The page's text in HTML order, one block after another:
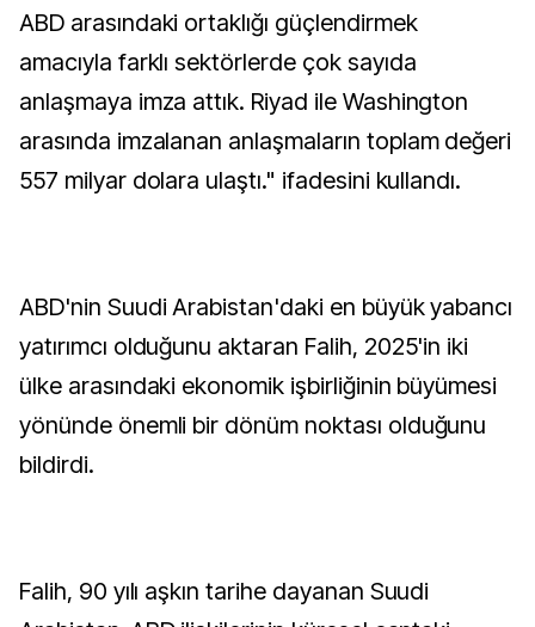
ABD arasındaki ortaklığı güçlendirmek
amacıyla farklı sektörlerde çok sayıda
anlaşmaya imza attık. Riyad ile Washington
arasında imzalanan anlaşmaların toplam değeri
557 milyar dolara ulaştı." ifadesini kullandı.
ABD'nin Suudi Arabistan'daki en büyük yabancı
yatırımcı olduğunu aktaran Falih, 2025'in iki
ülke arasındaki ekonomik işbirliğinin büyümesi
yönünde önemli bir dönüm noktası olduğunu
bildirdi.
Falih, 90 yılı aşkın tarihe dayanan Suudi